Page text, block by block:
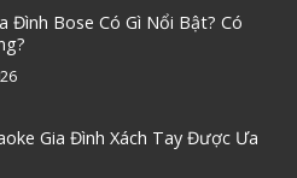
Đình Bose Có Gì Nổi Bật? Có
Gia Đình Xách Tay Được Ưa